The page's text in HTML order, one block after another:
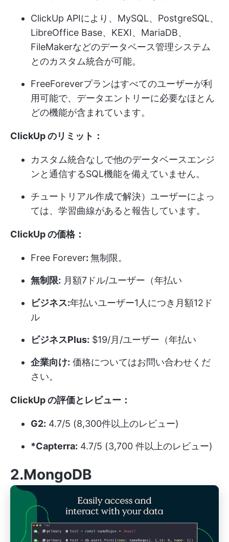
ClickUp APIにより、MySQL、PostgreSQL、
LibreOffice Base、KEXI、MariaDB、
FileMakerなどのデータベース管理システム
とのカスタム統合が可能。
FreeForeverプランはすべてのユーザーが利
用可能で、データエントリーに必要なほとん
どの機能が含まれています。
ClickUp のリミット：
カスタム統合なしで他のデータベースエンジ
ンと通信するSQL機能を備えていません。
チュートリアル作成で解決）ユーザーによっ
ては、学習曲線があると報告しています。
ClickUp の価格：
Free Forever: 無制限。
無制限: 月額7ドル/ユーザー（年払い
ビジネス:年払いユーザー1人につき月額12ド
ル
ビジネスPlus: $19/月/ユーザー（年払い
企業向け: 価格についてはお問い合わせくだ
さい。
ClickUp の評価とレビュー：
G2: 4.7/5 (8,300件以上のレビュー)
*Capterra: 4.7/5 (3,700 件以上のレビュー)
2.MongoDB